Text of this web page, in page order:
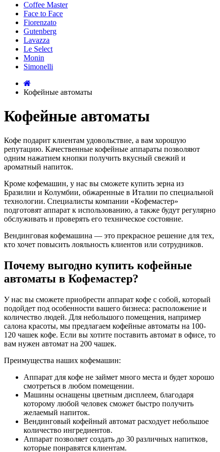
Coffee Master
Face to Face
Fiorenzato
Gutenberg
Lavazza
Le Select
Monin
Simonelli
Кофейные автоматы
Кофейные автоматы
Кофе подарит клиентам удовольствие, а вам хорошую
репутацию. Качественные кофейные аппараты позволяют
одним нажатием кнопки получить вкусный свежий и
ароматный напиток.
Кроме кофемашин, у нас вы сможете купить зерна из
Бразилии и Колумбии, обжаренные в Италии по специальной
технологии. Специалисты компании «Кофемастер»
подготовят аппарат к использованию, а также будут регулярно
обслуживать и проверять его техническое состояние.
Вендинговая кофемашина — это прекрасное решение для тех,
кто хочет повысить лояльность клиентов или сотрудников.
Почему выгодно купить кофейные
автоматы в Кофемастер?
У нас вы сможете приобрести аппарат кофе с собой, который
подойдет под особенности вашего бизнеса: расположение и
количество людей. Для небольшого помещения, например
салона красоты, мы предлагаем кофейные автоматы на 100-
120 чашек кофе. Если вы хотите поставить автомат в офисе, то
вам нужен автомат на 200 чашек.
Преимущества наших кофемашин:
Аппарат для кофе не займет много места и будет хорошо
смотреться в любом помещении.
Машины оснащены цветным дисплеем, благодаря
которому любой человек сможет быстро получить
желаемый напиток.
Вендинговый кофейный автомат расходует небольшое
количество ингредиентов.
Аппарат позволяет создать до 30 различных напитков,
которые понравятся клиентам.